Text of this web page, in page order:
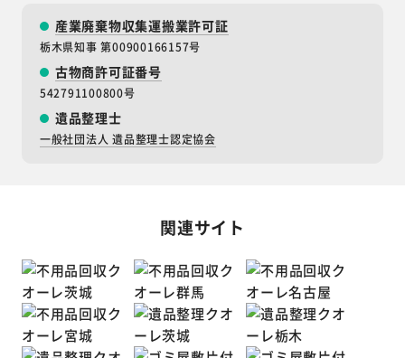
産業廃棄物収集運搬業許可証
栃木県知事 第00900166157号
古物商許可証番号
542791100800号
遺品整理士
一般社団法人 遺品整理士認定協会
関連サイト